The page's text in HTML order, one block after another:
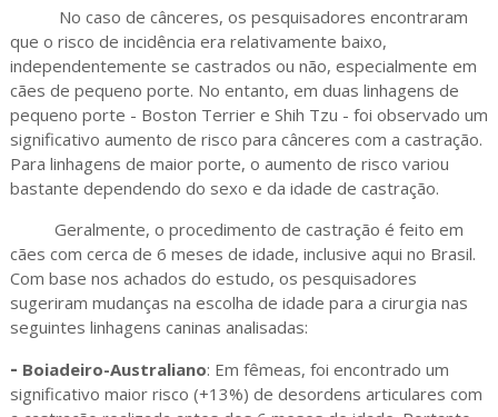
No caso de cânceres, os pesquisadores encontraram
que o risco de incidência era relativamente baixo,
independentemente se castrados ou não, especialmente em
cães de pequeno porte. No entanto, em duas linhagens de
pequeno porte - Boston Terrier e Shih Tzu - foi observado um
significativo aumento de risco para cânceres com a castração.
Para linhagens de maior porte, o aumento de risco variou
bastante dependendo do sexo e da idade de castração.
Geralmente, o procedimento de castração é feito em
cães com cerca de 6 meses de idade, inclusive aqui no Brasil.
Com base nos achados do estudo, os pesquisadores
sugeriram mudanças na escolha de idade para a cirurgia nas
seguintes linhagens caninas analisadas:
- Boiadeiro-Australiano: Em fêmeas, foi encontrado um
significativo maior risco (+13%) de desordens articulares com